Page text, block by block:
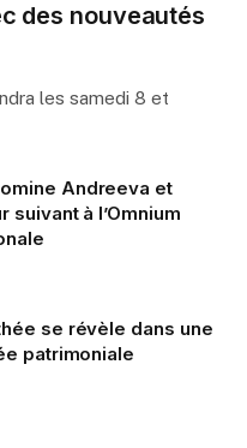
des nouveautés
les samedi 8 et
Andreeva et
suivant à l’Omnium
se révèle dans une
patrimoniale